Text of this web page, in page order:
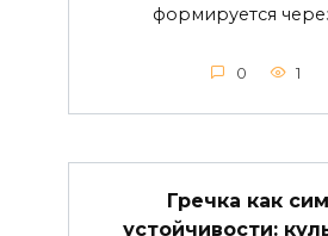
формируется
0 1
Гречка как
устойчивости: